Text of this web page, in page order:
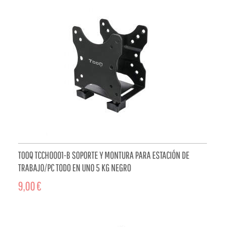
TOOQ TCCH0001-B SOPORTE Y MONTURA PARA ESTACIÓN DE
TRABAJO/PC TODO EN UNO 5 KG NEGRO
9,00 €